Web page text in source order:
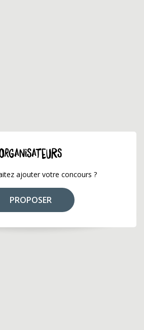
ajouter votre concours ?
PROPOSER